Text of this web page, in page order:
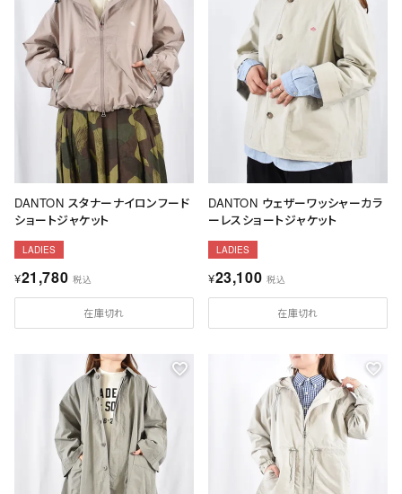
DANTON スタナーナイロンフード
ショートジャケット
LADIES
¥21,780 税込
在庫切れ
DANTON ウェザーワッシャーカラ
ーレスショートジャケット
LADIES
¥23,100 税込
在庫切れ